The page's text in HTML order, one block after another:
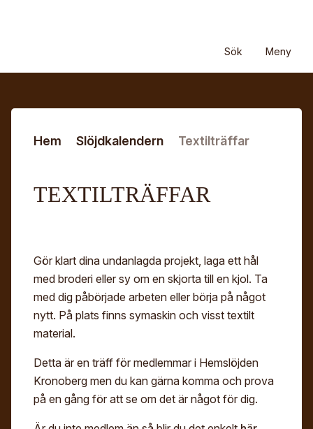
Stäng
Meny
Sök
Stäng
Kontakt
För våra medlemsföreningar
Om medlemskapet
Personuppgiftspolicy
Vår verksamhet
Lin
Ull
Hemslöjdens samlingar på
Digitalt museum
Stipendier
Gesäll- och mästarbrev
Bli medlem
Mina sidor
Sök
Eng
Hem Slöjdkalendern Textilträffar
TEXTILTRÄFFAR
Gör klart dina undanlagda projekt, laga ett hål
med broderi eller sy om en skjorta till en kjol. Ta
med dig påbörjade arbeten eller börja på något
nytt. På plats finns symaskin och visst textilt
material.
Detta är en träff för medlemmar i Hemslöjden
Kronoberg men du kan gärna komma och prova
på en gång för att se om det är något för dig.
Ämne*
E-post*